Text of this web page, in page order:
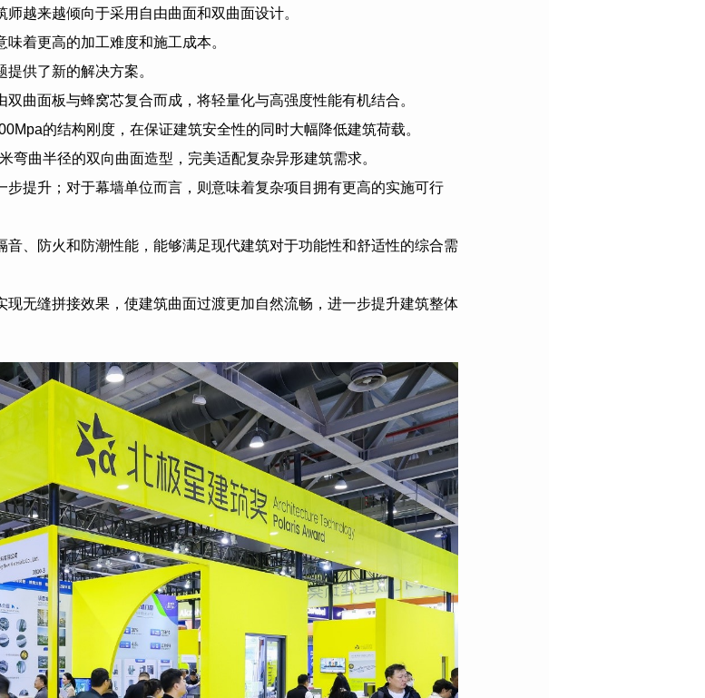
越来越倾向于采用自由曲面和双曲面设计。
着更高的加工难度和施工成本。
供了新的解决方案。
曲面板与蜂窝芯复合而成，将轻量化与高强度性能有机结合。
的结构刚度，在保证建筑安全性的同时大幅降低建筑荷载。
弯曲半径的双向曲面造型，完美适配复杂异形建筑需求。
提升；对于幕墙单位而言，则意味着复杂项目拥有更高的实施可行
、防火和防潮性能，能够满足现代建筑对于功能性和舒适性的综合需
无缝拼接效果，使建筑曲面过渡更加自然流畅，进一步提升建筑整体